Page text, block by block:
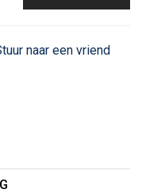
naar een vriend